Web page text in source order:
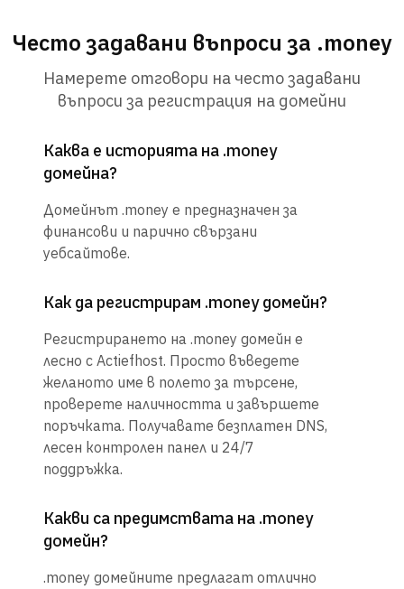
Често задавани въпроси за .money
Намерете отговори на често задавани
въпроси за регистрация на домейни
Каква е историята на .money
домейна?
Домейнът .money е предназначен за
финансови и парично свързани
уебсайтове.
Как да регистрирам .money домейн?
Регистрирането на .money домейн е
лесно с Actiefhost. Просто въведете
желаното име в полето за търсене,
проверете наличността и завършете
поръчката. Получавате безплатен DNS,
лесен контролен панел и 24/7
поддръжка.
Какви са предимствата на .money
домейн?
.money домейните предлагат отлично